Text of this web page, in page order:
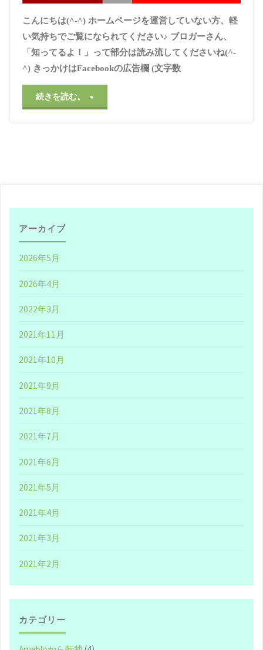
こんにちは(^-^) ホームページを運営していない方、軽
い気持ちでご覧になられてください♪ ブロガーさん、
「知ってるよ！」って部分は読み流してくださいね(^-
^) きっかけはFacebookの広告欄 (文字数
続きを読む。 "広
アーカイブ
2026年5月
2026年4月
2022年3月
2021年11月
2021年10月
2021年9月
2021年8月
2021年7月
2021年6月
2021年5月
2021年4月
2021年3月
2021年2月
カテゴリー